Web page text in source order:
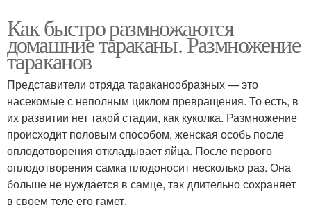
Как быстро размножаются
домашние тараканы. Размножение
тараканов
Представители отряда тараканообразных — это
насекомые с неполным циклом превращения. То есть, в
их развитии нет такой стадии, как куколка. Размножение
происходит половым способом, женская особь после
оплодотворения откладывает яйца. После первого
оплодотворения самка плодоносит несколько раз. Она
больше не нуждается в самце, так длительно сохраняет
в своем теле его гамет.